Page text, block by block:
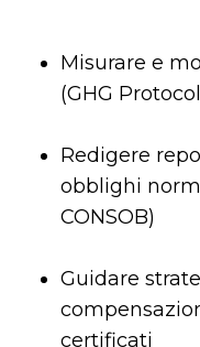
Misurare e
(GHG
Redigere
obblighi
CONSOB)
Guidare
certificati